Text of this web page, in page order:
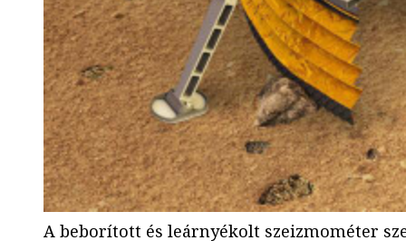
A beborított és leárnyékolt szeizmométer